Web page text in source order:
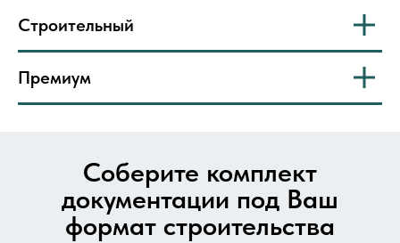
Строительный
Премиум
Соберите комплект
документации под Ваш
формат строительства